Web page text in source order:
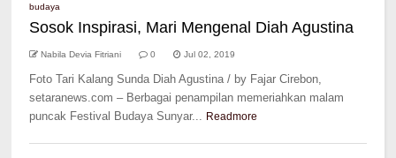
budaya
Sosok Inspirasi, Mari Mengenal Diah Agustina
Nabila Devia Fitriani 0 Jul 02, 2019
Foto Tari Kalang Sunda Diah Agustina / by Fajar Cirebon,
setaranews.com – Berbagai penampilan memeriahkan malam
puncak Festival Budaya Sunyar... Readmore